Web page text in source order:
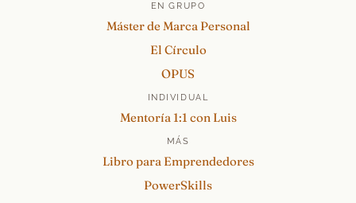
EN GRUPO
Máster de Marca Personal
El Círculo
OPUS
INDIVIDUAL
Mentoría 1:1 con Luis
MÁS
Libro para Emprendedores
PowerSkills